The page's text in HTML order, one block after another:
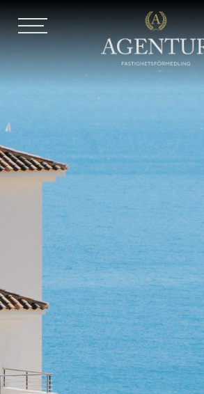
UTLAND
MARKNADSFÖRING
FRI VÄRDERING
VÄSTMANLANDS LÄN
ÖREBRO LÄN
OM OSS